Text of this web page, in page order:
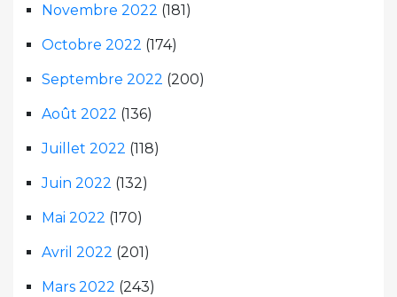
Novembre 2022 (181)
Octobre 2022 (174)
Septembre 2022 (200)
Août 2022 (136)
Juillet 2022 (118)
Juin 2022 (132)
Mai 2022 (170)
Avril 2022 (201)
Mars 2022 (243)